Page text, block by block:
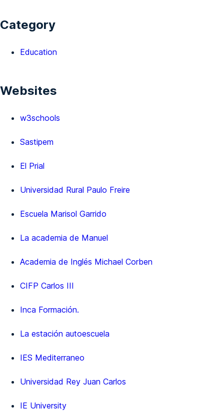
Category
Education
Websites
w3schools
Sastipem
El Prial
Universidad Rural Paulo Freire
Escuela Marisol Garrido
La academia de Manuel
Academia de Inglés Michael Corben
CIFP Carlos III
Inca Formación.
La estación autoescuela
IES Mediterraneo
Universidad Rey Juan Carlos
IE University